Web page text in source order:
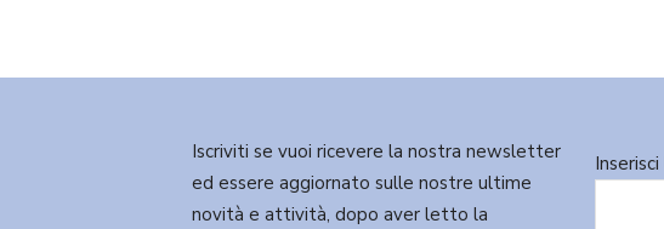
Iscriviti se vuoi ricevere la nostra newsletter
ed essere aggiornato sulle nostre ultime
novità e attività, dopo aver letto la